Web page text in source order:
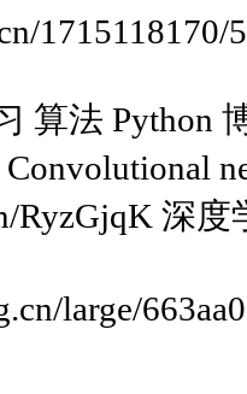
算法 Python
Convolutional
RyzGjqK 深
large/